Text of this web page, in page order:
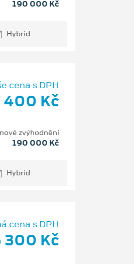
190 000 Kč
Hybrid
cena s DPH
400 Kč
zvýhodnění
190 000 Kč
Hybrid
cena s DPH
300 Kč